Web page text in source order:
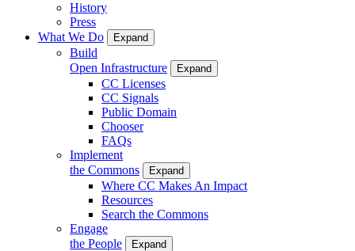
History
Press
What We Do
Expand
Build
Open Infrastructure
Expand
CC Licenses
CC Signals
Public Domain
Chooser
FAQs
Implement
the Commons
Expand
Where CC Makes An Impact
Resources
Search the Commons
Engage
the People
Expand